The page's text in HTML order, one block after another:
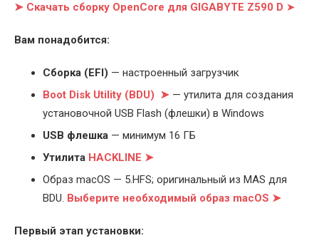
➤ Скачать сборку OpenCore для GIGABYTE Z590 D ➤
Вам понадобится:
Cборка (EFI) — настроенный загрузчик
Boot Disk Utility (BDU) ➤ — утилита для создания
установочной USB Flash (флешки) в Windows
USB флешка — минимум 16 ГБ
Утилита HACKLINE ➤
Образ macOS — 5.HFS; оригинальный из MAS для
BDU. Выберите необходимый образ macOS ➤
Первый этап установки: